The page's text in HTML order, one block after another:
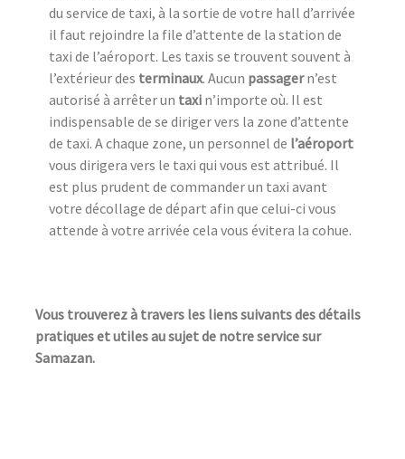
du service de taxi, à la sortie de votre hall d’arrivée
il faut rejoindre la file d’attente de la station de
taxi de l’aéroport. Les taxis se trouvent souvent à
l’extérieur des terminaux. Aucun passagern’est
autorisé à arrêter un taxi n’importe où. Il est
indispensable de se diriger vers la zone d’attente
de taxi. A chaque zone, un personnel de l’aéroport
vous dirigera vers le taxi qui vous est attribué. Il
est plus prudent de commander un taxi avant
votre décollage de départ afin que celui-ci vous
attende à votre arrivée cela vous évitera la cohue.
Vous trouverez à travers les liens suivants des détails
pratiques et utiles au sujet de notre service sur
Samazan.